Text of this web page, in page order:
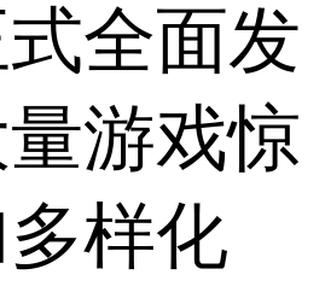
全面发
游戏惊
样化